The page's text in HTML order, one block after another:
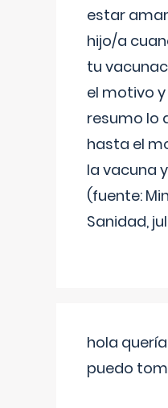
estar
hijo/a
tu
el motivo
resumo lo
hasta el
la vacuna
(fuente:
Sanidad,
hola
puedo